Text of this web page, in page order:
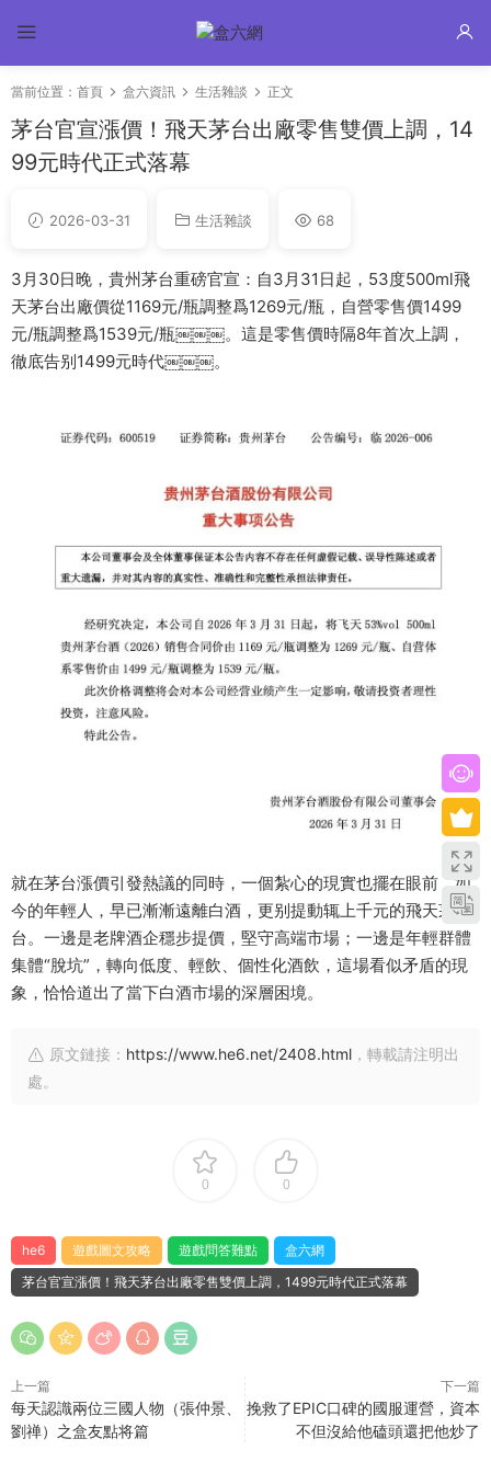
當前位置： 首頁 盒六資訊 生活雜談 正文
茅台官宣漲價！飛天茅台出廠零售雙價上調，14
99元時代正式落幕
2026-03-31 生活雜談 68
3月30日晚，貴州茅台重磅官宣：自3月31日起，53度500ml飛
天茅台出廠價從1169元/瓶調整爲1269元/瓶，自營零售價1499
元/瓶調整爲1539元/瓶￼￼￼。這是零售價時隔8年首次上調，
徹底告别1499元時代￼￼￼。
就在茅台漲價引發熱議的同時，一個紮心的現實也擺在眼前，如
今的年輕人，早已漸漸遠離白酒，更别提動辄上千元的飛天茅
台。一邊是老牌酒企穩步提價，堅守高端市場；一邊是年輕群體
集體“脫坑”，轉向低度、輕飲、個性化酒飲，這場看似矛盾的現
象，恰恰道出了當下白酒市場的深層困境。
原文鏈接： https://www.he6.net/2408.html ，轉載請注明出
處。
0 0
he6 遊戲圖文攻略 遊戲問答難點
盒六網
茅台官宣漲價！飛天茅台出廠零售雙價上調，1499元時代正式落幕
上一篇
每天認識兩位三國人物（張仲景、
劉禅）之盒友點将篇
下一篇
挽救了EPIC口碑的國服運營，資本
不但沒給他磕頭還把他炒了